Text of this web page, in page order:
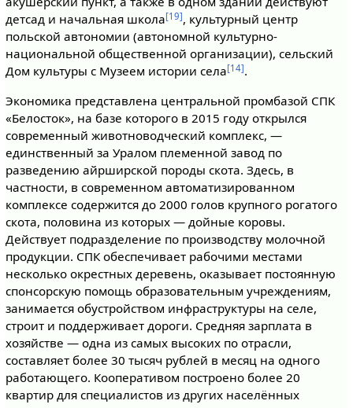
детсад и начальная школа[19], культурный центр
польской автономии (автономной культурно-
национальной общественной организации), сельский
Дом культуры с Музеем истории села[14].
Экономика представлена центральной промбазой СПК
«Белосток», на базе которого в 2015 году открылся
современный животноводческий комплекс, —
единственный за Уралом племенной завод по
разведению айрширской породы скота. Здесь, в
частности, в современном автоматизированном
комплексе содержится до 2000 голов крупного рогатого
скота, половина из которых — дойные коровы.
Действует подразделение по производству молочной
продукции. СПК обеспечивает рабочими местами
несколько окрестных деревень, оказывает постоянную
спонсорскую помощь образовательным учреждениям,
занимается обустройством инфраструктуры на селе,
строит и поддерживает дороги. Средняя зарплата в
хозяйстве — одна из самых высоких по отрасли,
составляет более 30 тысяч рублей в месяц на одного
работающего. Кооперативом построено более 20
квартир для специалистов из других населённых